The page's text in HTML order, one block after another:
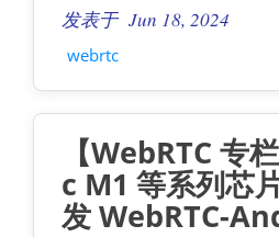
发表于 Jun 18, 2024
webrtc
【WebRTC 专
c M1 等系列芯
发 WebRTC-